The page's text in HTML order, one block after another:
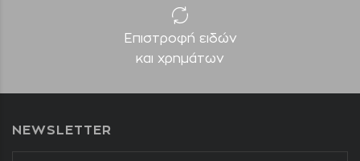
Επιστροφή ειδών
και χρημάτων
NEWSLETTER